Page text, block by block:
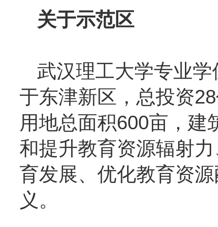
关于示范区
武汉理工大学专业
于东津新区，总投资
用地总面积600亩，建
和提升教育资源辐射
育发展、优化教育资
义。